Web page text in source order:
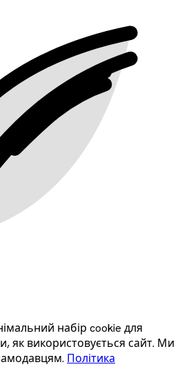
набір cookie для
як використовується сайт. Ми
Політика